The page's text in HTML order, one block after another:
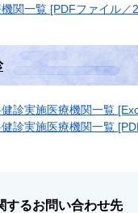
関一覧 [PDFファイル／
診実施医療機関一覧
診実施医療機関一覧
するお問い合わせ先